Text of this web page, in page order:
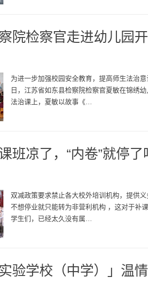
院检察官走进幼儿园
为进一步加强校园安全教育，提高师生法治
日，江苏省如东县检察院检察官夏敏在锦绣
法治课上，夏敏以故事《…
班凉了，“内卷”就停
双减政策要求禁止各大校外培训机构，提供
不想停业就只能转为非营利机构 ，这对于补
学生们，已经太久没有属…
实验学校（中学）」温